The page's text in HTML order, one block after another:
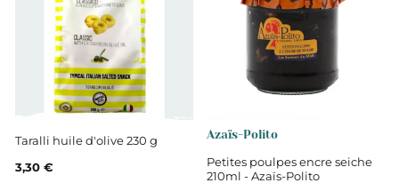
Taralli huile d'olive 230 g
3,30 €
Azaïs-Polito
Petites poulpes encre seiche
210ml - Azaïs-Polito